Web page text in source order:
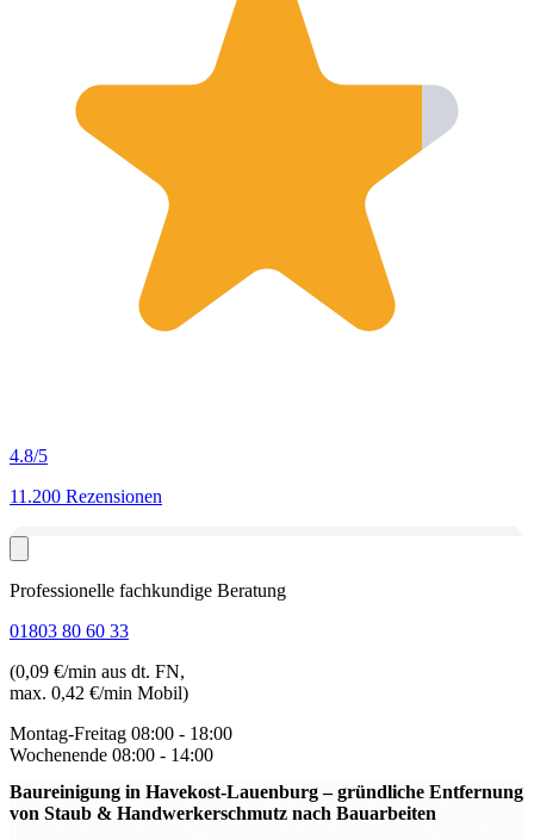
4.8/5
11.200 Rezensionen
Professionelle fachkundige Beratung
01803 80 60 33
(0,09 €/min aus dt. FN,
max. 0,42 €/min Mobil)
Montag-Freitag 08:00 - 18:00
Wochenende 08:00 - 14:00
Baureinigung in Havekost-Lauenburg– gründliche Entfernung
von Staub & Handwerkerschmutz nach Bauarbeiten